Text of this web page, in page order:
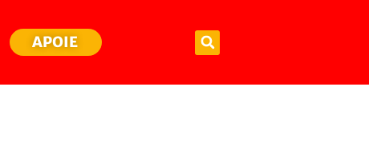
APOIE